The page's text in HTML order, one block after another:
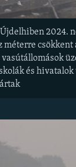
2024.
méterre csökkent
és hivatalok